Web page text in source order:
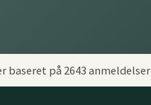
baseret på 2643 anmeldelser